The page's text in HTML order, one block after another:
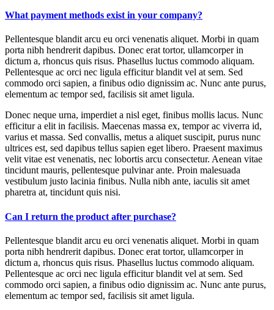
What payment methods exist in your company?
Pellentesque blandit arcu eu orci venenatis aliquet. Morbi in quam
porta nibh hendrerit dapibus. Donec erat tortor, ullamcorper in
dictum a, rhoncus quis risus. Phasellus luctus commodo aliquam.
Pellentesque ac orci nec ligula efficitur blandit vel at sem. Sed
commodo orci sapien, a finibus odio dignissim ac. Nunc ante purus,
elementum ac tempor sed, facilisis sit amet ligula.
Donec neque urna, imperdiet a nisl eget, finibus mollis lacus. Nunc
efficitur a elit in facilisis. Maecenas massa ex, tempor ac viverra id,
varius et massa. Sed convallis, metus a aliquet suscipit, purus nunc
ultrices est, sed dapibus tellus sapien eget libero. Praesent maximus
velit vitae est venenatis, nec lobortis arcu consectetur. Aenean vitae
tincidunt mauris, pellentesque pulvinar ante. Proin malesuada
vestibulum justo lacinia finibus. Nulla nibh ante, iaculis sit amet
pharetra at, tincidunt quis nisi.
Can I return the product after purchase?
Pellentesque blandit arcu eu orci venenatis aliquet. Morbi in quam
porta nibh hendrerit dapibus. Donec erat tortor, ullamcorper in
dictum a, rhoncus quis risus. Phasellus luctus commodo aliquam.
Pellentesque ac orci nec ligula efficitur blandit vel at sem. Sed
commodo orci sapien, a finibus odio dignissim ac. Nunc ante purus,
elementum ac tempor sed, facilisis sit amet ligula.